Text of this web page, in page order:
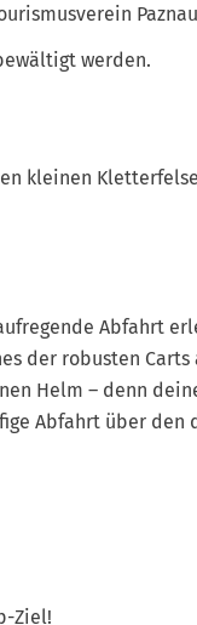
werden.
kleinen
Abfahrt
der robusten
Helm – denn
Abfahrt über
Ziel!